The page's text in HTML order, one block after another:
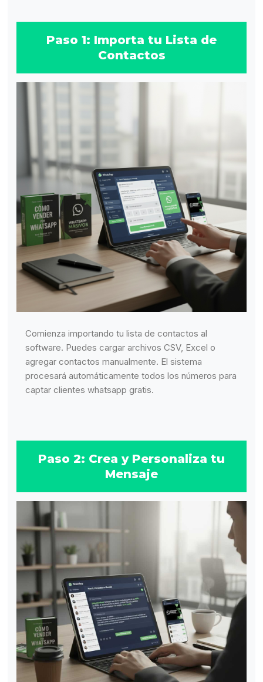
Paso 1: Importa tu Lista de
Contactos
Comienza importando tu lista de contactos al
software. Puedes cargar archivos CSV, Excel o
agregar contactos manualmente. El sistema
procesará automáticamente todos los números para
captar clientes whatsapp gratis.
Paso 2: Crea y Personaliza tu
Mensaje